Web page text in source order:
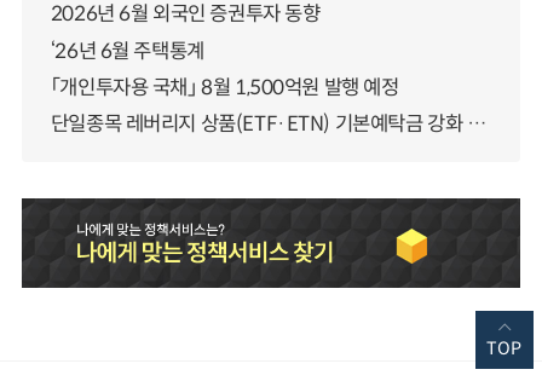
2026년 6월 외국인 증권투자 동향
‘26년 6월 주택통계
「개인투자용 국채」 8월 1,500억원 발행 예정
단일종목 레버리지 상품(ETF·ETN) 기본예탁금 강화 조기시행 방안 안내
TOP